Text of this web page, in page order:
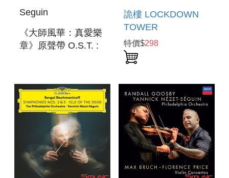
Seguin
《大師風華：真愛樂
章》原聲帶 O.S.T. :
詭樓 LOCKDOWN
TOWER
特價$298